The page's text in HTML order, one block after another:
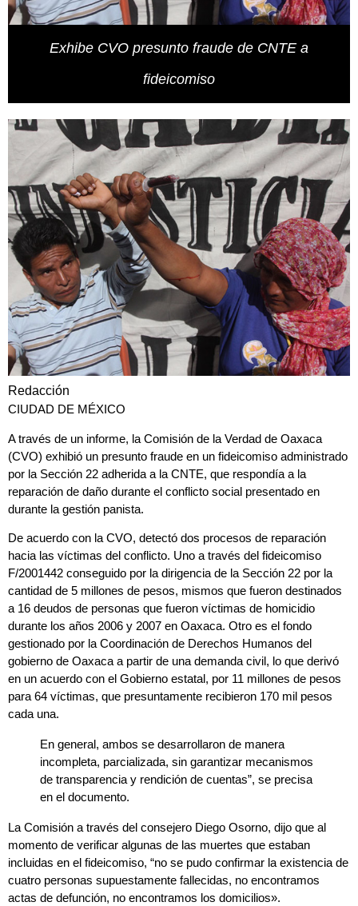
Exhibe CVO presunto fraude de CNTE a
fideicomiso
Redacción
CIUDAD DE MÉXICO
A través de un informe, la Comisión de la Verdad de Oaxaca
(CVO) exhibió un presunto fraude en un fideicomiso administrado
por la Sección 22 adherida a la CNTE, que respondía a la
reparación de daño durante el conflicto social presentado en
durante la gestión panista.
De acuerdo con la CVO, detectó dos procesos de reparación
hacia las víctimas del conflicto. Uno a través del fideicomiso
F/2001442 conseguido por la dirigencia de la Sección 22 por la
cantidad de 5 millones de pesos, mismos que fueron destinados
a 16 deudos de personas que fueron víctimas de homicidio
durante los años 2006 y 2007 en Oaxaca. Otro es el fondo
gestionado por la Coordinación de Derechos Humanos del
gobierno de Oaxaca a partir de una demanda civil, lo que derivó
en un acuerdo con el Gobierno estatal, por 11 millones de pesos
para 64 víctimas, que presuntamente recibieron 170 mil pesos
cada una.
En general, ambos se desarrollaron de manera
incompleta, parcializada, sin garantizar mecanismos
de transparencia y rendición de cuentas”, se precisa
en el documento.
La Comisión a través del consejero Diego Osorno, dijo que al
momento de verificar algunas de las muertes que estaban
incluidas en el fideicomiso, “no se pudo confirmar la existencia de
cuatro personas supuestamente fallecidas, no encontramos
actas de defunción, no encontramos los domicilios».